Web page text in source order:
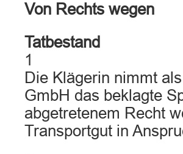
Von Rechts wegen
Tatbestand
1
Die Klägerin nimmt
GmbH das beklagte
abgetretenem Recht
Transportgut in